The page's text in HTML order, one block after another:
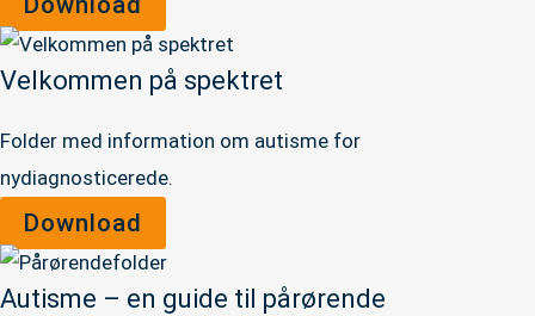
Velkommen på spektret
Folder med information om autisme for
nydiagnosticerede.
Download
Autisme – en guide til pårørende